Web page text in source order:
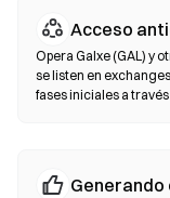
billetera. Algunas
moneda fiat, que te
sin pasar primero
seguro tu frase
Exchanges
Acceso
Opera Galxe (GAL) y
se listen en
fases iniciales a través
Generando